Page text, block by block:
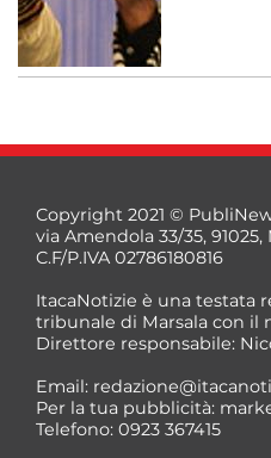
Copyright 2021 ©
via Amendola 33/35, 91025,
C.F/P.IVA 02786180816
ItacaNotizie è una testata
tribunale di Marsala con il
Direttore responsabile:
Email:
Per la tua pubblicità:
Telefono: 0923 367415